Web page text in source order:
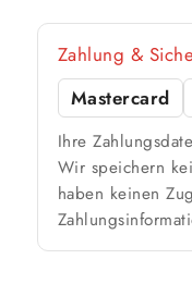
🎨 Jetziger Zustand
2
Zahlung &
Mastercard
Ihre
Wir speichern
haben keinen